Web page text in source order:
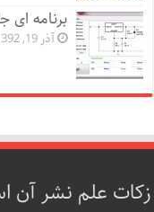
برنامه ای
آذر 19, 1392
زکات علم نشر آن